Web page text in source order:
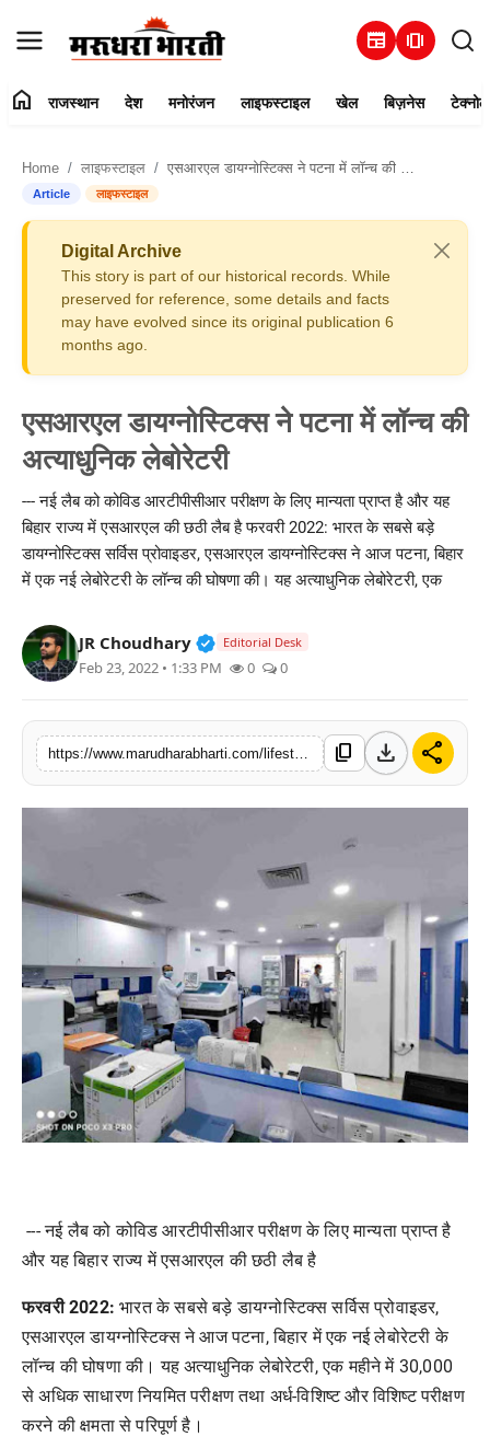
newspaper amp_stories
संपर्क करें
राजस्थान
मनोरंजन
लाइफस्टाइल
खेल
बिज़नेस
टेक्नोलॉजी
शिक्षा
वीडियो
home राजस्थान देश मनोरंजन लाइफस्टाइल खेल बिज़नेस
Home लाइफस्टाइल एसआरएल डायग्नोस्टिक्स ने पटना में लॉन्च की अत्याधुनिक लेबोरेटरी
Article लाइफस्टाइल
Digital Archive
This story is part of our historical records. While
preserved for reference, some details and facts
may have evolved since its original publication 6
months ago.
एसआरएल डायग्नोस्टिक्स ने पटना में लॉन्च की
अत्याधुनिक लेबोरेटरी
--- नई लैब को कोविड आरटीपीसीआर परीक्षण के लिए मान्यता प्राप्त है और यह
बिहार राज्य में एसआरएल की छठी लैब है फरवरी 2022: भारत के सबसे बड़े
डायग्नोस्टिक्स सर्विस प्रोवाइडर, एसआरएल डायग्नोस्टिक्स ने आज पटना, बिहार
में एक नई लेबोरेटरी के लॉन्च की घोषणा की। यह अत्याधुनिक लेबोरेटरी, एक
JR Choudhary Verified Public Figure • 30 Mar,
Editorial Desk
Feb 23, 2022 • 1:33 PM 0 0
content_copy download share
--- नई लैब को कोविड आरटीपीसीआर परीक्षण के लिए मान्यता प्राप्त है
और यह बिहार राज्य में एसआरएल की छठी लैब है
फरवरी 2022: भारत के सबसे बड़े डायग्नोस्टिक्स सर्विस प्रोवाइडर,
एसआरएल डायग्नोस्टिक्स ने आज पटना, बिहार में एक नई लेबोरेटरी के
लॉन्च की घोषणा की। यह अत्याधुनिक लेबोरेटरी, एक महीने में 30,000
से अधिक साधारण नियमित परीक्षण तथा अर्ध-विशिष्ट और विशिष्ट परीक्षण
करने की क्षमता से परिपूर्ण है।